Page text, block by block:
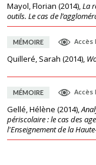
Mayol, Florian (2014),La
outils. Le cas de
MÉMOIRE Accès
Quilleré, Sarah (2014),
MÉMOIRE Accès
Gellé, Hélène (2014),
périscolaire : le cas des
l'Enseignement de la